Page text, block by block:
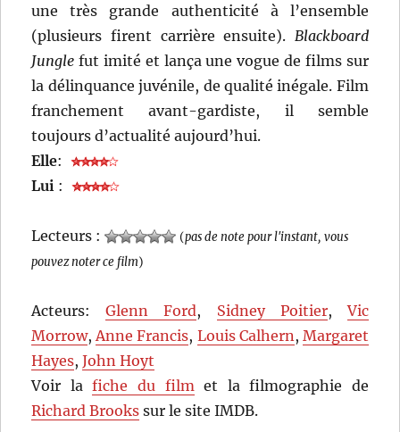
une très grande authenticité à l’ensemble
(plusieurs firent carrière ensuite). Blackboard
Jungle fut imité et lança une vogue de films sur
la délinquance juvénile, de qualité inégale. Film
franchement avant-gardiste, il semble
toujours d’actualité aujourd’hui.
Elle:
Lui :
Lecteurs : (pas de note pour l'instant, vous
pouvez noter ce film)
Acteurs:Glenn Ford, Sidney Poitier,Vic
Morrow, Anne Francis, Louis Calhern , Margaret
Hayes,John Hoyt
Voir lafiche du film et la filmographie de
Richard Brooks sur le site IMDB.